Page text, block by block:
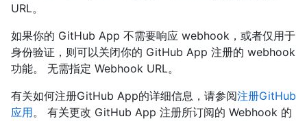
URL。
如果你的 GitHub App 不需要响应 webhook，或者仅用于
身份验证，则可以关闭你的 GitHub App 注册的 webhook
功能。 无需指定 Webhook URL。
有关如何注册GitHub App的详细信息，请参阅注册GitHub
应用。 有关更改 GitHub App 注册所订阅的 Webhook 的